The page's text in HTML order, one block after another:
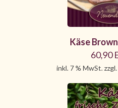
Käse
60,90
inkl. 7 % MwSt. zzgl.